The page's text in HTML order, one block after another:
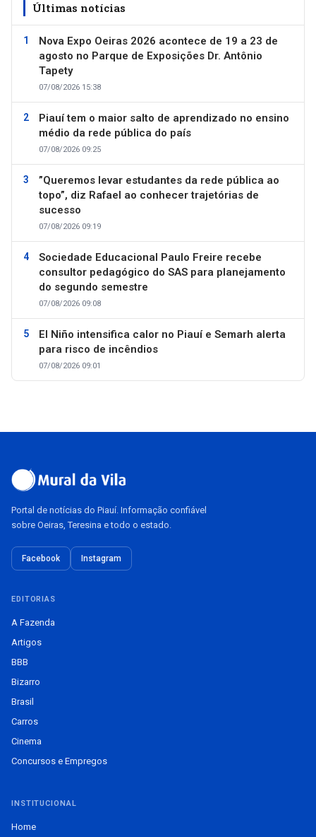
Últimas notícias
Nova Expo Oeiras 2026 acontece de 19 a 23 de
agosto no Parque de Exposições Dr. Antônio
Tapety
07/08/2026 15:38
Piauí tem o maior salto de aprendizado no ensino
médio da rede pública do país
07/08/2026 09:25
”Queremos levar estudantes da rede pública ao
topo”, diz Rafael ao conhecer trajetórias de
sucesso
07/08/2026 09:19
Sociedade Educacional Paulo Freire recebe
consultor pedagógico do SAS para planejamento
do segundo semestre
07/08/2026 09:08
El Niño intensifica calor no Piauí e Semarh alerta
para risco de incêndios
07/08/2026 09:01
Portal de notícias do Piauí. Informação confiável
sobre Oeiras, Teresina e todo o estado.
Facebook Instagram
EDITORIAS
A Fazenda
Artigos
BBB
Bizarro
Brasil
Carros
Cinema
Concursos e Empregos
INSTITUCIONAL
Home